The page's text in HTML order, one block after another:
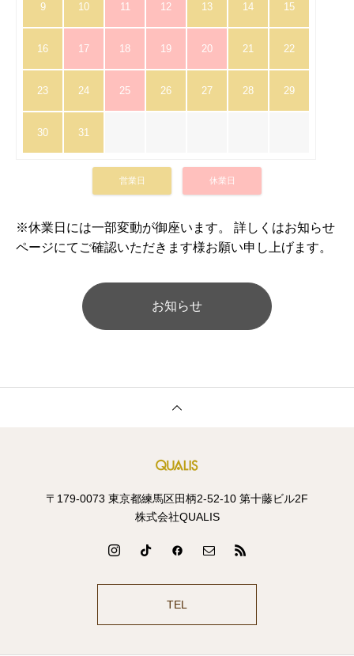
9 10 11 12 13 14 15
16 17 18 19 20 21 22
23 24 25 26 27 28 29
30 31
営業日 休業日
※休業日には一部変動が御座います。 詳しくはお知らせ
ページにてご確認いただきます様お願い申し上げます。
お知らせ
〒179-0073 東京都練馬区田柄2-52-10 第十藤ビル2F
株式会社QUALIS
TEL